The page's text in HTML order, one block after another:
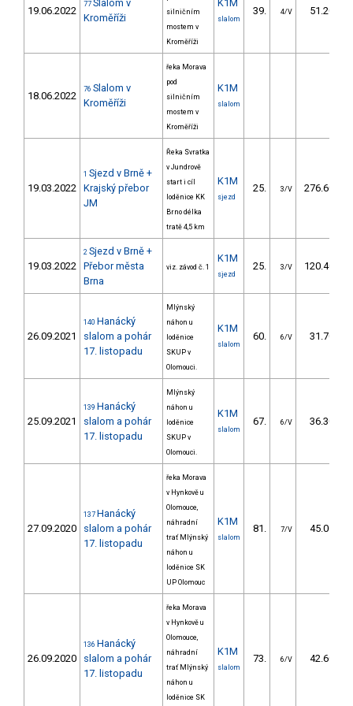
19.06.2022
77 Slalom v
Kroměříži
silničním
mostem v
Kroměříži
K1M
slalom
39. 4/V 51.20
18.06.2022
76 Slalom v
Kroměříži
řeka Morava
pod
silničním
mostem v
Kroměříži
K1M
slalom
19.03.2022
1 Sjezd v Brně +
Krajský přebor
JM
Řeka Svratka
v Jundrově
start i cíl
loděnice KK
Brno délka
tratě 4,5 km
K1M
sjezd
25. 3/V 276.60
19.03.2022
2 Sjezd v Brně +
Přebor města
Brna
viz. závod č. 1
K1M
sjezd
25. 3/V 120.40
26.09.2021
140 Hanácký
slalom a pohár
17. listopadu
Mlýnský
náhon u
loděnice
SKUP v
Olomouci.
K1M
slalom
60. 6/V 31.70
25.09.2021
139 Hanácký
slalom a pohár
17. listopadu
Mlýnský
náhon u
loděnice
SKUP v
Olomouci.
K1M
slalom
67. 6/V 36.30
27.09.2020
137 Hanácký
slalom a pohár
17. listopadu
řeka Morava
v Hynkově u
Olomouce,
náhradní
trať Mlýnský
náhon u
loděnice SK
UP Olomouc
K1M
slalom
81. 7/V 45.00
26.09.2020
136 Hanácký
slalom a pohár
17. listopadu
řeka Morava
v Hynkově u
Olomouce,
náhradní
trať Mlýnský
náhon u
loděnice SK
K1M
slalom
73. 6/V 42.60